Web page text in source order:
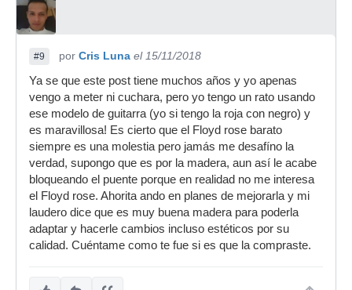
#9 por Cris Luna el 15/11/2018
Ya se que este post tiene muchos años y yo apenas
vengo a meter ni cuchara, pero yo tengo un rato usando
ese modelo de guitarra (yo si tengo la roja con negro) y
es maravillosa! Es cierto que el Floyd rose barato
siempre es una molestia pero jamás me desafíno la
verdad, supongo que es por la madera, aun así le acabe
bloqueando el puente porque en realidad no me interesa
el Floyd rose. Ahorita ando en planes de mejorarla y mi
laudero dice que es muy buena madera para poderla
adaptar y hacerle cambios incluso estéticos por su
calidad. Cuéntame como te fue si es que la compraste.